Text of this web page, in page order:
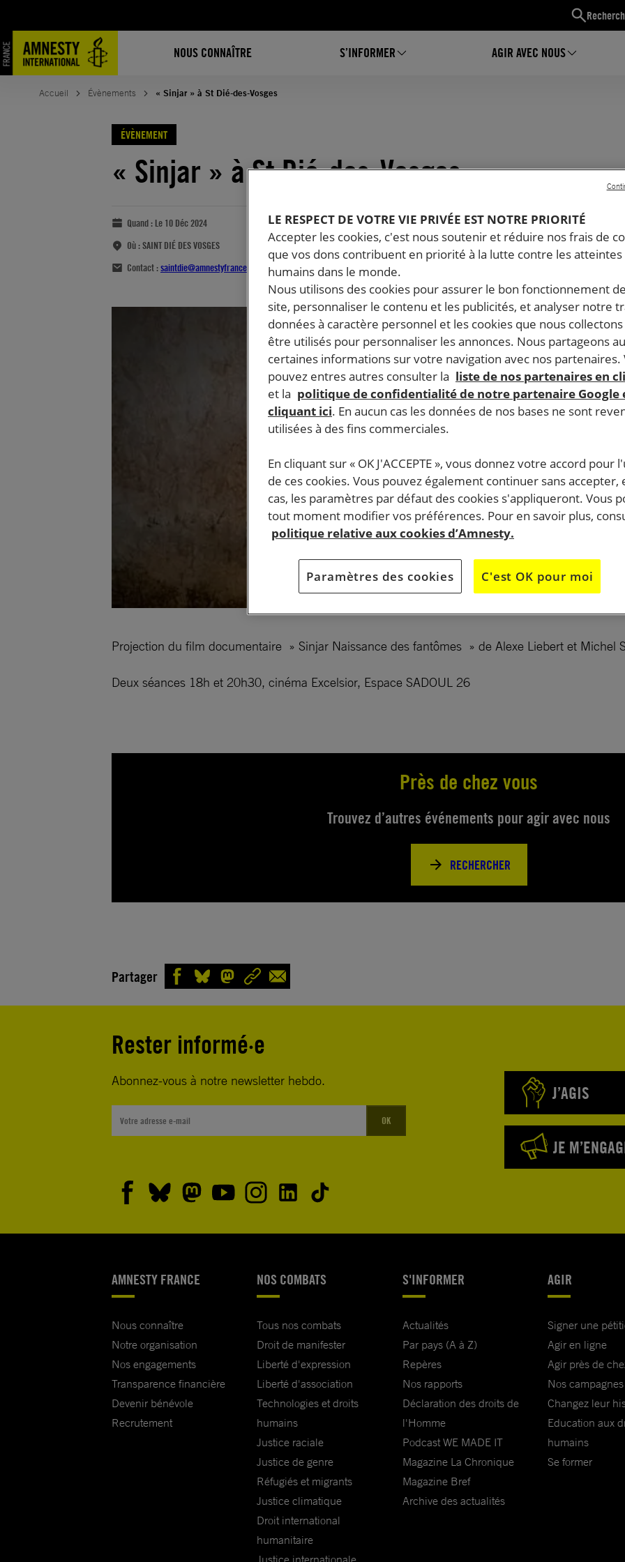
NOUS CONNAÎTRE S’INFORMER AGIR AVEC NOUS
Accueil Évènements « Sinjar » à St Dié-des-Vosges
ÉVÈNEMENT
« Sinjar » à St Dié-des-Vosges
Quand : Le 10 Déc 2024
Où :SAINT DIÉ DES VOSGES
Contact :saintdie@amnestyfrance.fr
Projection du film documentaire » Sinjar Naissance des fantômes » de Alexe Liebert et Michel
Deux séances 18h et 20h30, cinéma Excelsior, Espace SADOUL 26
Près de chez vous
Trouvez d’autres événements pour agir avec nous
RECHERCHER
Partager
Rester informé·e
Abonnez-vous à notre newsletter hebdo.
OK
J’AGIS
JE
AMNESTY FRANCE
Nous connaître
Notre organisation
Nos engagements
Transparence financière
Devenir bénévole
Recrutement
NOS COMBATS
Tous nos combats
Droit de manifester
Liberté d'expression
Liberté d'association
Technologies et droits
humains
Justice raciale
Justice de genre
Réfugiés et migrants
Justice climatique
Droit international
humanitaire
Justice internationale
S'INFORMER
Actualités
Par pays (A à Z)
Repères
Nos rapports
Déclaration des droits de
l'Homme
Podcast WE MADE IT
Magazine La Chronique
Magazine Bref
Archive des actualités
AGIR
Signer une
Agir en ligne
Agir près de
Nos campagnes
Changez leur
Education aux
humains
Se former
LE RESPECT DE VOTRE VIE PRIVÉE EST NOTRE PRIORITÉ
Accepter les cookies, c'est nous soutenir et réduire nos frais de
que vos dons contribuent en priorité à la lutte contre les
humains dans le monde.
Nous utilisons des cookies pour assurer le bon fonctionnement
site, personnaliser le contenu et les publicités, et analyser notre
données à caractère personnel et les cookies que nous
être utilisés pour personnaliser les annonces. Nous partageons
certaines informations sur votre navigation avec nos partenaires.
pouvez entres autres consulter la liste de nos partenaires en
et la politique de confidentialité de notre partenaire Google
cliquant ici. En aucun cas les données de nos bases ne sont
utilisées à des fins commerciales.
En cliquant sur « OK J'ACCEPTE », vous donnez votre accord pour
de ces cookies. Vous pouvez également continuer sans accepter,
cas, les paramètres par défaut des cookies s'appliqueront. Vous
tout moment modifier vos préférences. Pour en savoir plus,
politique relative aux cookies d’Amnesty.
Paramètres des cookies C'est OK pour moi